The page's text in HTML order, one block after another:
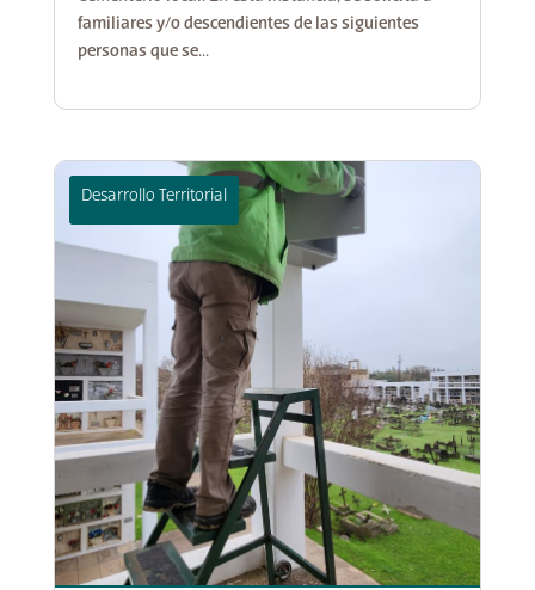
familiares y/o descendientes de las siguientes
personas que se...
Desarrollo Territorial